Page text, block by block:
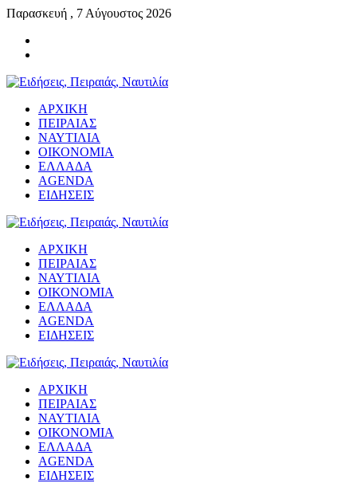
Παρασκευή , 7 Αύγουστος 2026
ΑΡΧΙΚΗ
ΠΕΙΡΑΙΑΣ
ΝΑΥΤΙΛΙΑ
ΟΙΚΟΝΟΜΙΑ
ΕΛΛΑΔΑ
AGENDA
ΕΙΔΗΣΕΙΣ
ΑΡΧΙΚΗ
ΠΕΙΡΑΙΑΣ
ΝΑΥΤΙΛΙΑ
ΟΙΚΟΝΟΜΙΑ
ΕΛΛΑΔΑ
AGENDA
ΕΙΔΗΣΕΙΣ
ΑΡΧΙΚΗ
ΠΕΙΡΑΙΑΣ
ΝΑΥΤΙΛΙΑ
ΟΙΚΟΝΟΜΙΑ
ΕΛΛΑΔΑ
AGENDA
ΕΙΔΗΣΕΙΣ